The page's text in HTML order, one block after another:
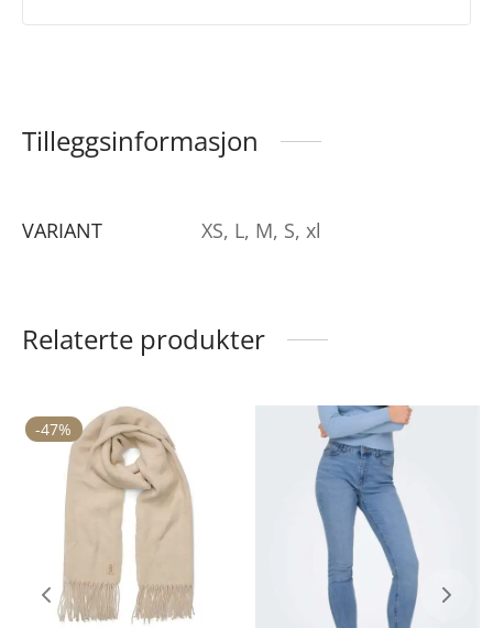
Tilleggsinformasjon
VARIANT XS, L, M, S, xl
Relaterte produkter
-47%